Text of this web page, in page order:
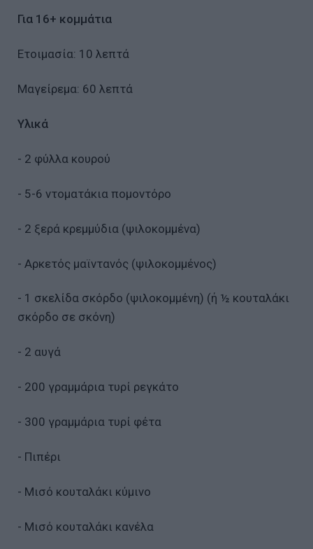
Για 16+ κομμάτια
Ετοιμασία: 10 λεπτά
Μαγείρεμα: 60 λεπτά
Υλικά
- 2 φύλλα κουρού
- 5-6 ντοματάκια πομοντόρο
- 2 ξερά κρεμμύδια (ψιλοκομμένα)
- Αρκετός μαϊντανός (ψιλοκομμένος)
- 1 σκελίδα σκόρδο (ψιλοκομμένη) (ή ½ κουταλάκι
σκόρδο σε σκόνη)
- 2 αυγά
- 200 γραμμάρια τυρί ρεγκάτο
- 300 γραμμάρια τυρί φέτα
- Πιπέρι
- Μισό κουταλάκι κύμινο
- Μισό κουταλάκι κανέλα